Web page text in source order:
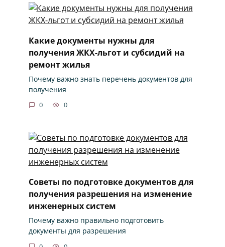
Какие документы нужны для
получения ЖКХ-льгот и субсидий на
ремонт жилья
Почему важно знать перечень документов для
получения
0 0
Советы по подготовке документов для
получения разрешения на изменение
инженерных систем
Почему важно правильно подготовить
документы для разрешения